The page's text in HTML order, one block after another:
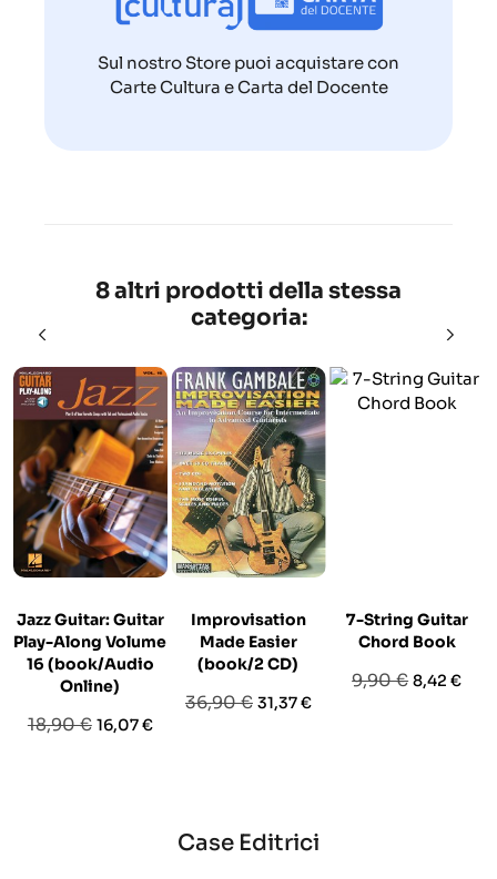
Sul nostro Store puoi acquistare con
Carte Cultura e Carta del Docente
8 altri prodotti della stessa
categoria:
Jazz Guitar: Guitar
Play-Along Volume
16 (book/Audio
Online)
Prezzo
18,90 € Prezzo
16,07 €
Improvisation
Made Easier
(book/2 CD)
Prezzo
36,90 € Prezzo
31,37 €
7-String Guitar
Chord Book
Prezzo
9,90 € Prezzo
8,42 €
Case Editrici